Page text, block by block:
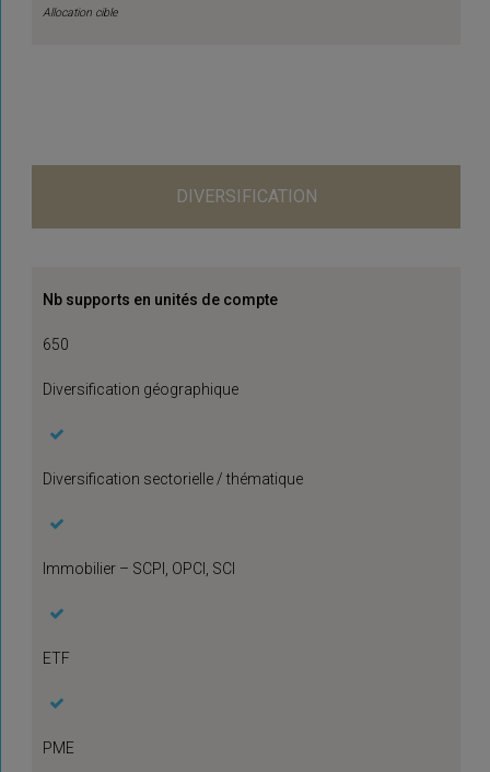
Allocation cible
DIVERSIFICATION
Nb supports en unités de compte
650
Diversification géographique
Diversification sectorielle / thématique
Immobilier – SCPI, OPCI, SCI
ETF
PME